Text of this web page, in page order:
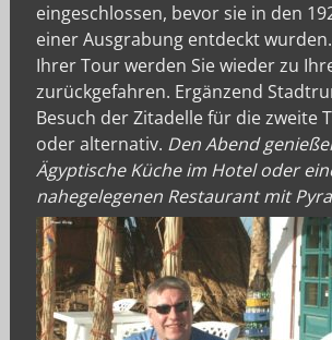
eingeschlossen, bevor sie in den
einer Ausgrabung entdeckt
Ihrer Tour werden Sie wieder zu
zurückgefahren. Ergänzend
Besuch der Zitadelle für die zweite
oder alternativ. Den Abend
Ägyptische Küche im Hotel oder
nahegelegenen Restaurant mit